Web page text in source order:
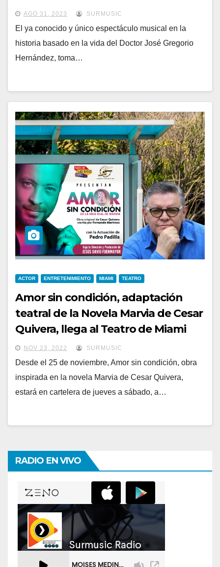
magia y fe el Teresa Carreño
AGO 31, 2023 SURMUSIC
El ya conocido y único espectáculo musical en la
historia basado en la vida del Doctor José Gregorio
Hernández, toma…
ACTOR ENTRETENIMIENTO MIAMI TEATRO
Amor sin condición, adaptación
teatral de la Novela Marvia de Cesar
Quivera, llega al Teatro de Miami
NOV 23, 2022 SURMUSIC
Desde el 25 de noviembre, Amor sin condición, obra
inspirada en la novela Marvia de Cesar Quivera,
estará en cartelera de jueves a sábado, a…
RADIO EN VIVO